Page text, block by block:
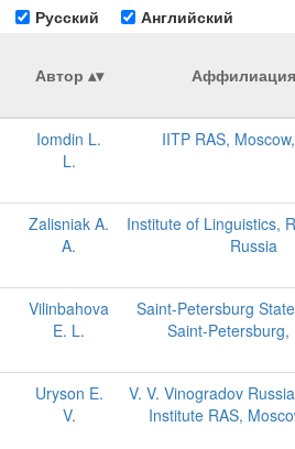
Русский Английский
Автор Аффилиация
Iomdin L.
L.
IITP RAS,
Zalisniak A.
A.
Institute of Linguistics,
Russia
Vilinbahova
E. L.
Saint-Petersburg
Saint-Petersburg,
Uryson E.
V.
V. V. Vinogradov
Institute RAS,